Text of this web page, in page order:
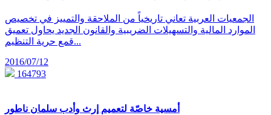
الجمعيات العربية تعاني تاريخياً من الملاحقة والتمييز في تخصيص
الموارد المالية والتسهيلات الضريبية والقانون الجديد يحاول تعميق
قمع حرية التنظيم...
2016/07/12
164793
أمسية خاصّة لتعميم إرث وأدب سلمان ناطور